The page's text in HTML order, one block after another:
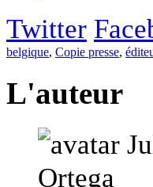
Twitter
belgique, Copie presse,
L'auteur